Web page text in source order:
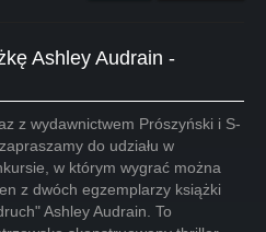
Ashley Audrain -
z wydawnictwem Prószyński i S-
do udziału w
w którym wygrać można
z dwóch egzemplarzy książki
Ashley Audrain. To